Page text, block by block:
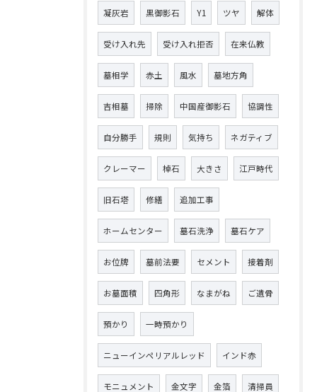
凝灰岩 黒御影石 Y1 ツヤ 解体
受け入れ先 受け入れ拒否 在来仏教
墓相学 赤土 風水 墓地方角
吉相墓 掃除 中国産御影石 協調性
自分勝手 規則 気持ち ネガティブ
クレーマー 棹石 大きさ 江戸時代
旧石塔 修繕 追加工事
ホームセンター 墓石洗浄 墓石ケア
お位牌 墓前法要 セメント 接着剤
お墓面積 四角形 なまがね ご遺骨
預かり 一時預かり
ニューインペリアルレッド インド赤
モニュメント 金文字 金箔 清掃員